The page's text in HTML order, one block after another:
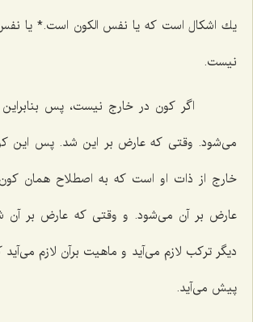
یك اشكال است كه یا نفس الكون است.* یا
نیست.
اگر كون در خارج نیست، پس
مى‌شود. وقتى كه عارض بر این شد. پس این
خارج از ذات او است كه به اصطلاح همان كون
عارض بر آن مى‌شود. و وقتى كه عارض بر آن
دیگر تركب لازم مى‌آید و ماهیت برآن لازم
پیش مى‌آید.